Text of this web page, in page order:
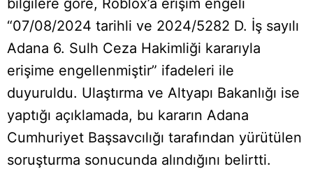
bilgilere göre, Roblox’a erişim engeli
“07/08/2024 tarihli ve 2024/5282 D. İş sayılı
Adana 6. Sulh Ceza Hakimliği kararıyla
erişime engellenmiştir” ifadeleri ile
duyuruldu. Ulaştırma ve Altyapı Bakanlığı ise
yaptığı açıklamada, bu kararın Adana
Cumhuriyet Başsavcılığı tarafından yürütülen
soruşturma sonucunda alındığını belirtti.